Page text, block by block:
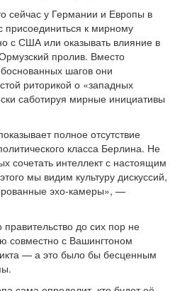
сейчас у Германии и Европы в
присоединиться к мирному
с США или оказывать влияние в
пролив. Вместо
шагов они
риторикой о «западных
саботируя мирные инициативы
полное отсутствие
класса Берлина. Не
сочетать интеллект с настоящим
мы видим культуру дискуссий,
эхо-камеры», —
правительство до сих пор не
совместно с Вашингтоном
— а это было бы бесценным